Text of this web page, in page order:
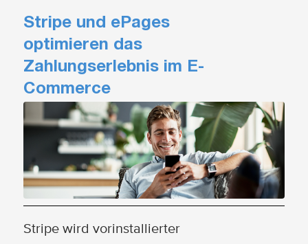
Stripe und ePages
optimieren das
Zahlungserlebnis im E-
Commerce
Stripe wird vorinstallierter